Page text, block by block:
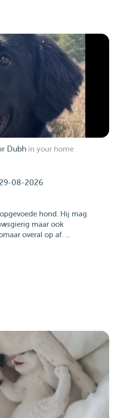
Dubh in your home
08-2026
hond. Hij mag
maar ook
overal op af. ...